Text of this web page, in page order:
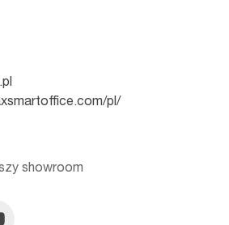
pl/
showroom